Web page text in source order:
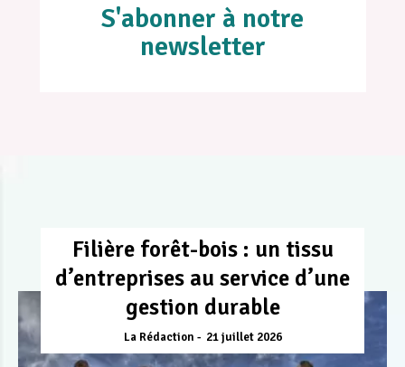
S'abonner à notre
newsletter
Filière forêt-bois : un tissu
d’entreprises au service d’une
gestion durable
La Rédaction 21 juillet 2026